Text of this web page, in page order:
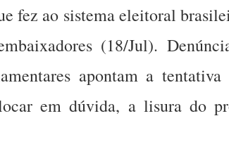
fez ao sistema eleitoral
(18/Jul).
apontam a tentativa
em dúvida, a lisura do